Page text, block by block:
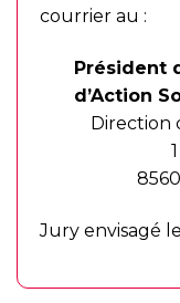
courrier au :
Président
d’Action
Direction
Jury envisagé le